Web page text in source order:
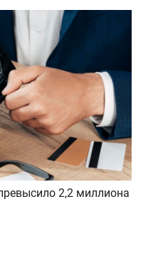
2,2 миллиона